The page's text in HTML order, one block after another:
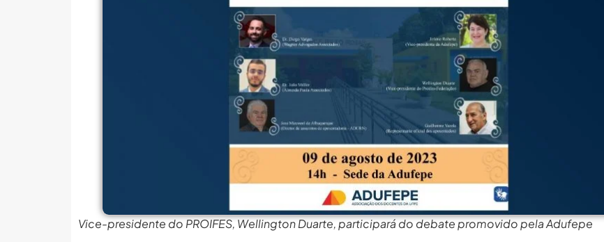
MEC Autoriza 937 Novos Cargos Em Institutos Federais... agosto 6, 2026
Balanço Da 78ª SBPC: Na Primeira Participação, PROIFES... agosto 6, 2026
6 De Agosto: Dia Nacional Dos Profissionais De... agosto 6, 2026
PROIFES Celebra Os 58 Anos Da APUB... agosto 6, 2026
MEC Autoriza 937 Novos Cargos Em Institutos Federais... agosto 6, 2026
Balanço Da 78ª SBPC: Na Primeira Participação, PROIFES... agosto 6, 2026
6 De Agosto: Dia Nacional Dos Profissionais De... agosto 6, 2026
PROIFES Celebra Os 58 Anos Da APUB... agosto 6, 2026
MEC Autoriza 937 Novos Cargos Em Institutos Federais...
Vice-presidente do PROIFES, Wellington Duarte, participará do debate promovido pela Adufepe